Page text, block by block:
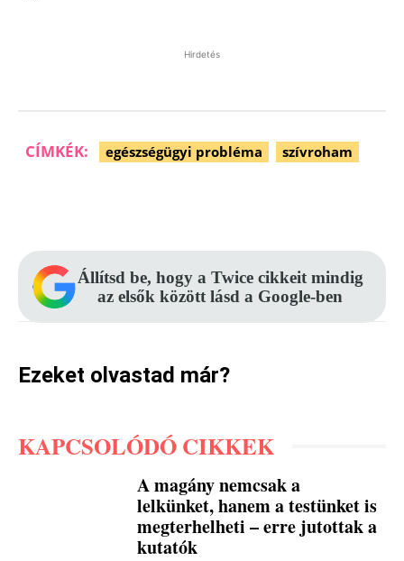
Hirdetés
CÍMKÉK: egészségügyi probléma szívroham
Állítsd be, hogy a Twice cikkeit mindig
az elsők között lásd a Google-ben
Ezeket olvastad már?
KAPCSOLÓDÓ CIKKEK
A magány nemcsak a
lelkünket, hanem a testünket is
megterhelheti – erre jutottak a
kutatók